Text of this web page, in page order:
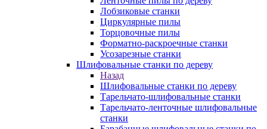
Лобзиковые станки
Циркулярные пилы
Торцовочные пилы
Форматно-раскроечные станки
Усозарезные станки
Шлифовальные станки по дереву
Назад
Шлифовальные станки по дереву
Тарельчато-шлифовальные станки
Тарельчато-ленточные шлифовальные
станки